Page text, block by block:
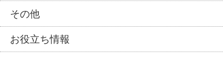
その他
お役立ち情報